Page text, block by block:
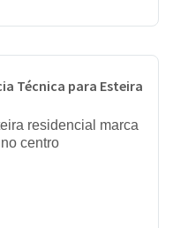
Técnica para Esteira
residencial marca
centro